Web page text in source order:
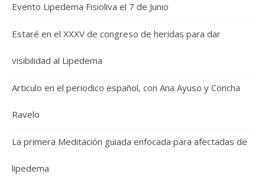
Evento Lipedema Fisioliva el 7 de Junio
Estaré en el XXXV de congreso de heridas para dar
visibilidad al Lipedema
Articulo en el periodico español, con Ana Ayuso y Concha
Ravelo
La primera Meditación guiada enfocada para afectadas de
lipedema